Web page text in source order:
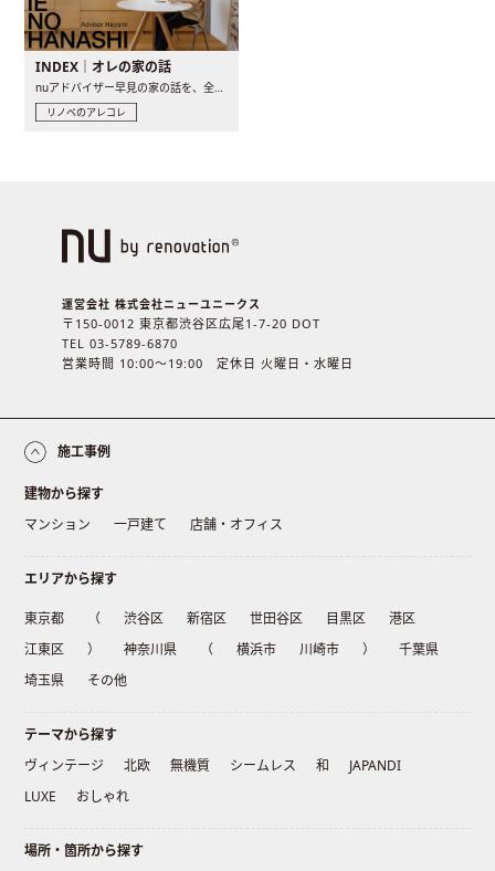
INDEX｜オレの家の話
nuアドバイザー早見の家の話を、全4話でお届け。リノベーションを..
リノベのアレコレ
運営会社 株式会社ニューユニークス
〒150-0012 東京都渋谷区広尾1-7-20 DOT
TEL 03-5789-6870
営業時間 10:00〜19:00 定休日 火曜日・水曜日
施工事例
建物から探す
マンション
一戸建て 店舗・オフィス
エリアから探す
東京都 （ 渋谷区 新宿区 世田谷区 目黒区
港区
江東区
） 神奈川県 （ 横浜市 川崎市 ）
千葉県
埼玉県
その他
テーマから探す
ヴィンテージ
北欧 無機質 シームレス 和
JAPANDI
LUXE
おしゃれ
場所・箇所から探す